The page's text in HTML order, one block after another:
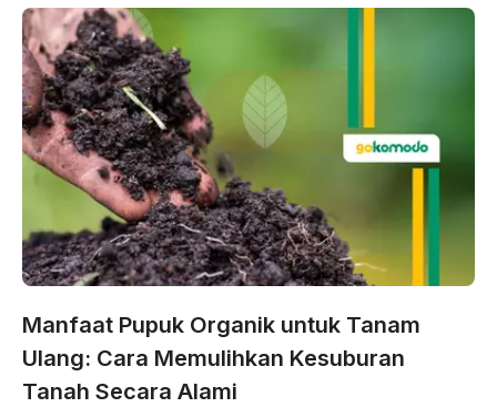
Manfaat Pupuk Organik untuk Tanam
Ulang: Cara Memulihkan Kesuburan
Tanah Secara Alami